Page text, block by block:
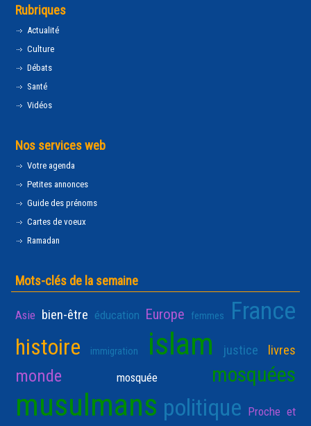
Rubriques
Actualité
Culture
Débats
Santé
Vidéos
Nos services web
Votre agenda
Petites annonces
Guide des prénoms
Cartes de voeux
Ramadan
Mots-clés de la semaine
Asie bien-être éducation Europe femmes France
histoire immigration islam justice livres
monde mosquée mosquées
musulmans politique Proche et